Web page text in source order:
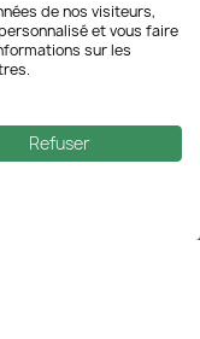
de nos visiteurs,
et vous faire
sur les
Refuser